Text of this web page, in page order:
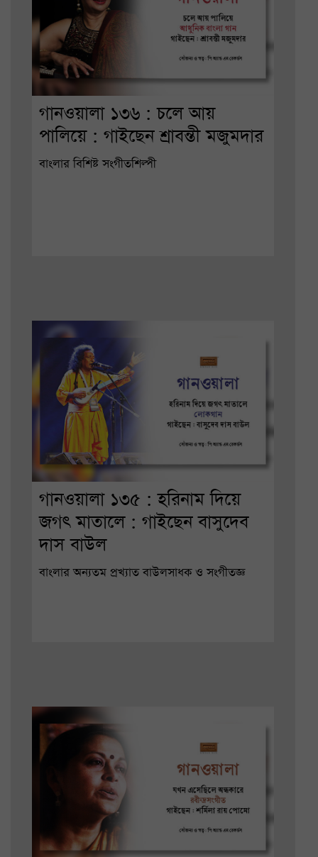
গানওয়ালা ১৩৬ : চলে আয়
পালিয়ে : গাইছেন শ্রাবন্তী মজুমদার
বাংলার বিশিষ্ট সংগীতশিল্পী
গানওয়ালা ১৩৫ : হরিনাম দিয়ে
জগৎ মাতালে : গাইছেন বাসুদেব
দাস বাউল
বাংলার অন্যতম প্রখ্যাত বাউলসাধক ও সংগীতজ্ঞ